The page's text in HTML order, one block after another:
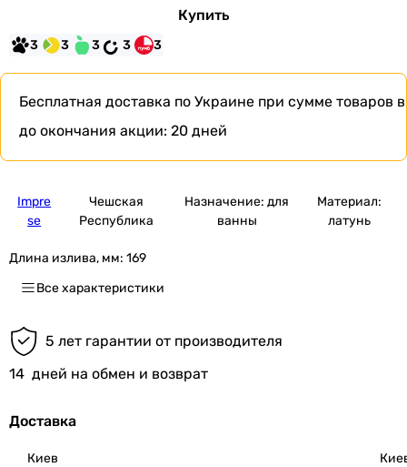
Купить
3 3 3 3 3
Бесплатная доставка по Украине при сумме товаров
до окончания акции: 20 дней
Impre
se
Чешская
Республика
Назначение: для
ванны
Материал:
латунь
Длина излива, мм: 169
Все характеристики
5 лет гарантии от производителя
14 дней на обмен и возврат
Доставка
Киев